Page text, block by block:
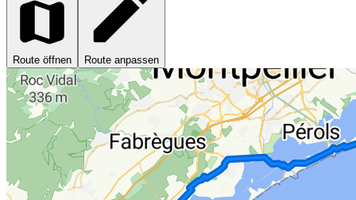
Route öffnen Route anpassen